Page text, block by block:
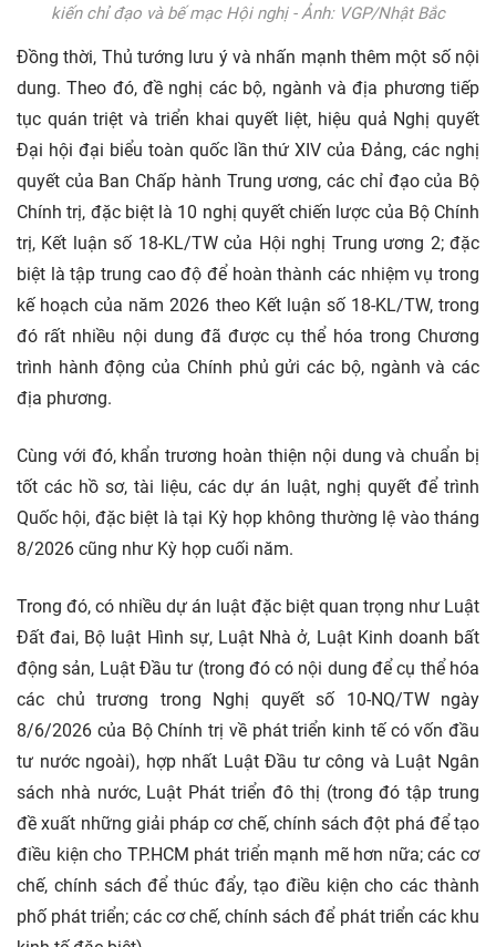
kiến chỉ đạo và bế mạc Hội nghị - Ảnh: VGP/Nhật Bắc
Đồng thời, Thủ tướng lưu ý và nhấn mạnh thêm một số nội
dung. Theo đó, đề nghị các bộ, ngành và địa phương tiếp
tục quán triệt và triển khai quyết liệt, hiệu quả Nghị quyết
Đại hội đại biểu toàn quốc lần thứ XIV của Đảng, các nghị
quyết của Ban Chấp hành Trung ương, các chỉ đạo của Bộ
Chính trị, đặc biệt là 10 nghị quyết chiến lược của Bộ Chính
trị, Kết luận số 18-KL/TW của Hội nghị Trung ương 2; đặc
biệt là tập trung cao độ để hoàn thành các nhiệm vụ trong
kế hoạch của năm 2026 theo Kết luận số 18-KL/TW, trong
đó rất nhiều nội dung đã được cụ thể hóa trong Chương
trình hành động của Chính phủ gửi các bộ, ngành và các
địa phương.
Cùng với đó, khẩn trương hoàn thiện nội dung và chuẩn bị
tốt các hồ sơ, tài liệu, các dự án luật, nghị quyết để trình
Quốc hội, đặc biệt là tại Kỳ họp không thường lệ vào tháng
8/2026 cũng như Kỳ họp cuối năm.
Trong đó, có nhiều dự án luật đặc biệt quan trọng như Luật
Đất đai, Bộ luật Hình sự, Luật Nhà ở, Luật Kinh doanh bất
động sản, Luật Đầu tư (trong đó có nội dung để cụ thể hóa
các chủ trương trong Nghị quyết số 10-NQ/TW ngày
8/6/2026 của Bộ Chính trị về phát triển kinh tế có vốn đầu
tư nước ngoài), hợp nhất Luật Đầu tư công và Luật Ngân
sách nhà nước, Luật Phát triển đô thị (trong đó tập trung
đề xuất những giải pháp cơ chế, chính sách đột phá để tạo
điều kiện cho TP.HCM phát triển mạnh mẽ hơn nữa; các cơ
chế, chính sách để thúc đẩy, tạo điều kiện cho các thành
phố phát triển; các cơ chế, chính sách để phát triển các khu